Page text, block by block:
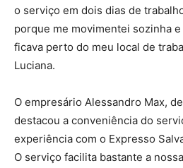
o serviço em dois dias de
porque me movimentei sozinha
ficava perto do meu local de
Luciana.
O empresário Alessandro Max,
destacou a conveniência do
experiência com o Expresso
O serviço facilita bastante a